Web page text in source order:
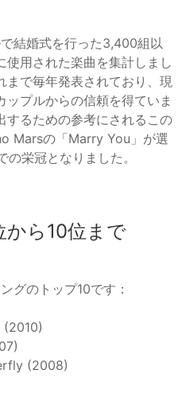
結婚式を行った3,400組以
使用された楽曲を集計しまし
まで毎年発表されており、現
プルからの信頼を得ていま
するための参考にされるこの
Marsの「Marry You」が選
栄冠となりました。
から10位まで
グのトップ10です：
(2008)